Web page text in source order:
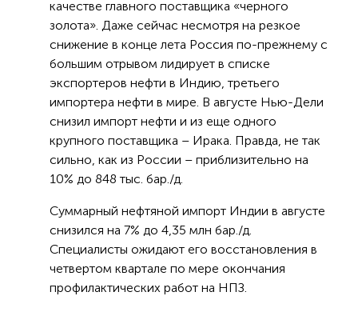
качестве главного поставщика «черного
золота». Даже сейчас несмотря на резкое
снижение в конце лета Россия по-прежнему с
большим отрывом лидирует в списке
экспортеров нефти в Индию, третьего
импортера нефти в мире. В августе Нью-Дели
снизил импорт нефти и из еще одного
крупного поставщика – Ирака. Правда, не так
сильно, как из России – приблизительно на
10% до 848 тыс. бар./д.
Суммарный нефтяной импорт Индии в августе
снизился на 7% до 4,35 млн бар./д.
Специалисты ожидают его восстановления в
четвертом квартале по мере окончания
профилактических работ на НПЗ.